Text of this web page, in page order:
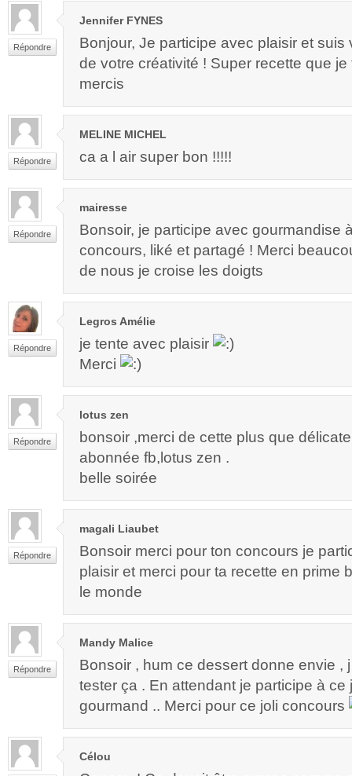
Répondre
Jennifer FYNES
Bonjour, Je participe avec plaisir et suis
de votre créativité ! Super recette que
mercis
Répondre
MELINE MICHEL
ca a l air super bon !!!!!
Répondre
mairesse
Bonsoir, je participe avec gourmandise
concours, liké et partagé ! Merci
de nous je croise les doigts
Répondre
Legros Amélie
je tente avec plaisir
Merci
Répondre
lotus zen
bonsoir ,merci de cette plus que
abonnée fb,lotus zen .
belle soirée
Répondre
magali Liaubet
Bonsoir merci pour ton concours je
plaisir et merci pour ta recette en prime
le monde
Répondre
Mandy Malice
Bonsoir , hum ce dessert donne envie ,
tester ça . En attendant je participe à ce
gourmand .. Merci pour ce joli concours
Célou